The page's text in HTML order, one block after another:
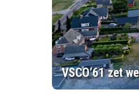
VSCO’61 zet